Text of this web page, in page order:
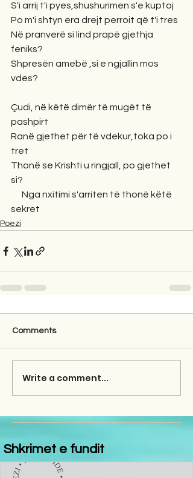
S'i arrij t'i pyes,shushurimen s'e kuptoj
Po m'i shtyn era drejt perroit që t'i tres
Në pranverë si lind prapë gjethja
feniks?
Shpresën amebë ,si e ngjallin mos
vdes?
Çudi, në këtë dimër të mugët të
pashpirt
Ranë gjethet për të vdekur,toka po i
tret
Thonë se Krishti u ringjall, po gjethet
si?
Nga nxitimi s'arriten të thonë këtë
sekret
Poezi
Comments
Write a comment...
Shkrimet e fundit